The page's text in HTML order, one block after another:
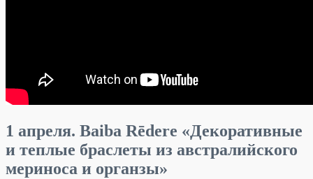
1 апреля. Baiba Rēdere «Декоративные
и теплые браслеты из австралийского
мериноса и органзы»